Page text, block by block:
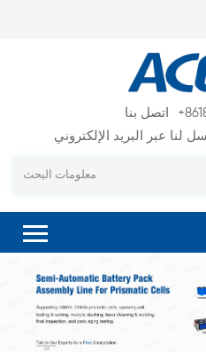
اتصل بنا
لنا عبر البريد الإلكتروني